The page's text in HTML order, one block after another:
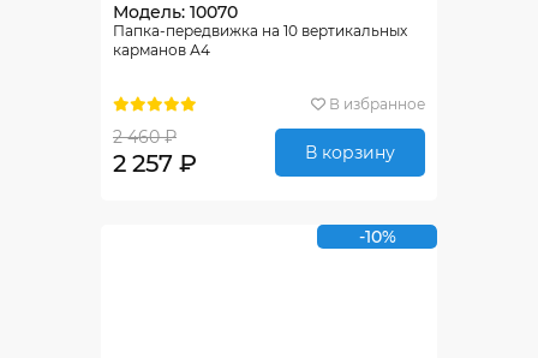
Модель: 10070
Папка-передвижка на 10 вертикальных
карманов А4
В избранное
2 460 ₽
2 257 ₽ В корзину
-10%